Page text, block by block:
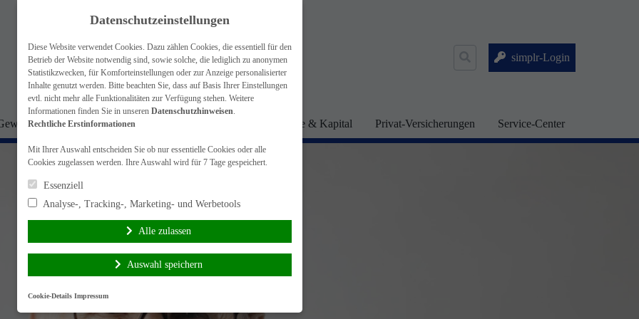
simplr-Login
Versicherungen Krankenversicherungen Vorsorge & Kapital Privat-Versicherungen Service-Center
Datenschutzeinstellungen
Diese Website verwendet Cookies. Dazu zählen Cookies, die essentiell für den
Betrieb der Website notwendig sind, sowie solche, die lediglich zu anonymen
Statistikzwecken, für Komforteinstellungen oder zur Anzeige personalisierter
Inhalte genutzt werden. Bitte beachten Sie, dass auf Basis Ihrer Einstellungen
evtl. nicht mehr alle Funktionalitäten zur Verfügung stehen. Weitere
Informationen finden Sie in unseren Datenschutzhinweisen.
Rechtliche Erstinformationen
Mit Ihrer Auswahl entscheiden Sie ob nur essentielle Cookies oder alle
Cookies zugelassen werden. Ihre Auswahl wird für 7 Tage gespeichert.
Essenziell
Analyse-, Tracking-, Marketing- und Werbetools
Alle zulassen
Auswahl speichern
Cookie-Details Impressum